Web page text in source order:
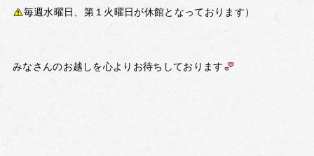
毎週水曜日、第１火曜日が休館となっております）
みなさんのお越しを心よりお待ちしております